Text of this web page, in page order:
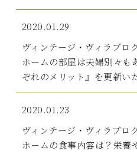
2020.01.29
ヴィンテージ・ヴィラブロ
ホームの部屋は夫婦別々も
ぞれのメリット』を更新い
2020.01.23
ヴィンテージ・ヴィラブロ
ホームの食事内容は？栄養